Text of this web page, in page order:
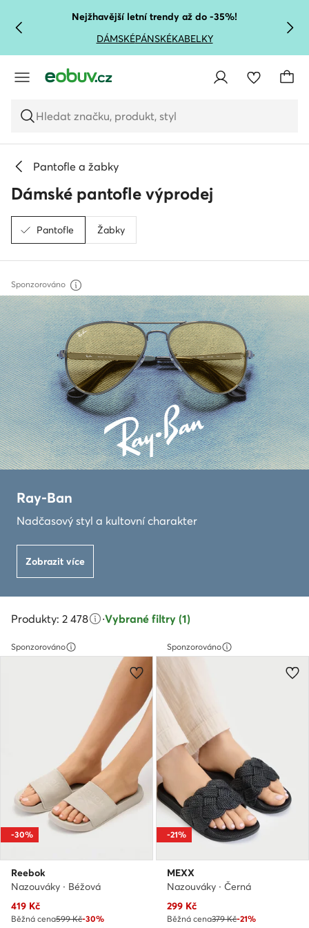
PŘEJÍT NA HLAVNÍ OBSAH
PŘEJÍT NA VYHLEDÁVÁNÍ
Nejžhavější letní trendy až do -35%!
DÁMSKÉPÁNSKÉKABELKY
Hledat značku, produkt, styl
Pantofle a žabky
Dámské pantofle výprodej
Pantofle Žabky
Sponzorováno
Ray-Ban
Nadčasový styl a kultovní charakter
Zobrazit více
Produkty: 2 478 ·Vybrané filtry (1)
Sponzorováno
-30%
Reebok
Nazouváky · Béžová
Aktuální cena
419 Kč
Běžná cena599 Kč-30%
Sponzorováno
-21%
MEXX
Nazouváky · Černá
Aktuální cena
299 Kč
Běžná cena379 Kč-21%